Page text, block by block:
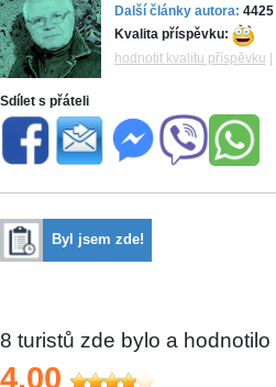
Další články autora: 4425
Kvalita příspěvku:
hodnotit kvalitu příspěvku
Sdílet s přáteli
Byl jsem zde!
8 turistů zde bylo a hodnotilo
4,00